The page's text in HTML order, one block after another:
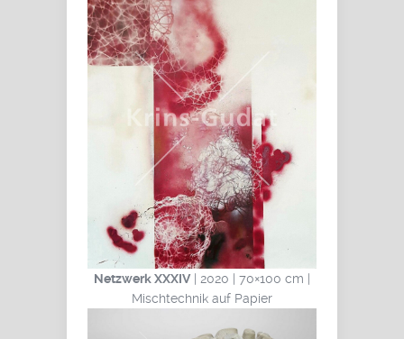
Netzwerk XXXIV| 2020 | 70×100 cm |
Mischtechnik auf Papier